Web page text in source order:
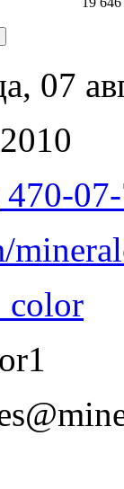
07